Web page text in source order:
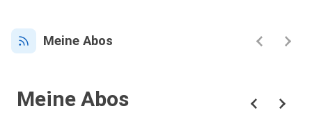
Meine Abos
Meine Abos